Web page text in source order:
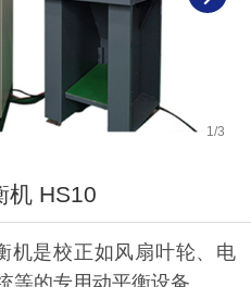
1 /3
机 HS10
机是校正如风扇叶轮、电